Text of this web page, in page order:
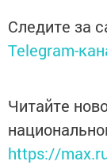
Следите за
Telegram-
Читайте
https://